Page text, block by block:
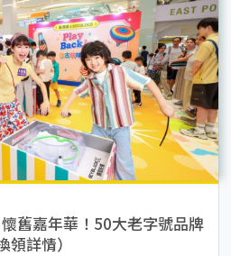
舊嘉年華！50大老字號品牌
詳情）